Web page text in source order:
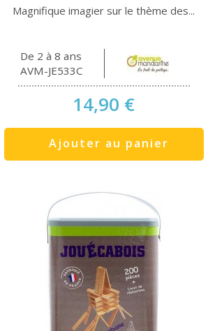
Magnifique imagier sur le thème des...
De 2 à 8 ans
AVM-JE533C
14,90 €
Ajouter au panier